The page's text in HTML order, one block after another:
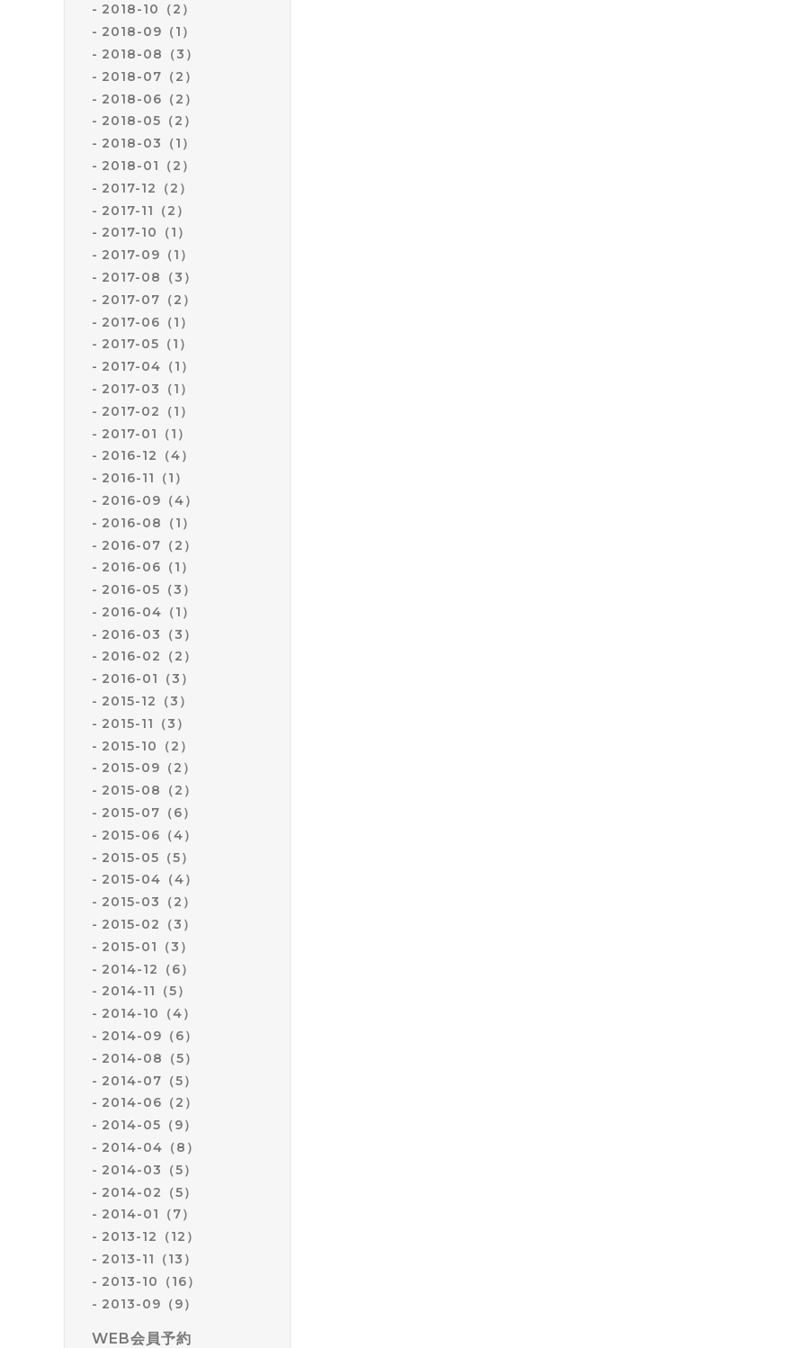
2018-10（2）
2018-09（1）
2018-08（3）
2018-07（2）
2018-06（2）
2018-05（2）
2018-03（1）
2018-01（2）
2017-12（2）
2017-11（2）
2017-10（1）
2017-09（1）
2017-08（3）
2017-07（2）
2017-06（1）
2017-05（1）
2017-04（1）
2017-03（1）
2017-02（1）
2017-01（1）
2016-12（4）
2016-11（1）
2016-09（4）
2016-08（1）
2016-07（2）
2016-06（1）
2016-05（3）
2016-04（1）
2016-03（3）
2016-02（2）
2016-01（3）
2015-12（3）
2015-11（3）
2015-10（2）
2015-09（2）
2015-08（2）
2015-07（6）
2015-06（4）
2015-05（5）
2015-04（4）
2015-03（2）
2015-02（3）
2015-01（3）
2014-12（6）
2014-11（5）
2014-10（4）
2014-09（6）
2014-08（5）
2014-07（5）
2014-06（2）
2014-05（9）
2014-04（8）
2014-03（5）
2014-02（5）
2014-01（7）
2013-12（12）
2013-11（13）
2013-10（16）
2013-09（9）
WEB会員予約